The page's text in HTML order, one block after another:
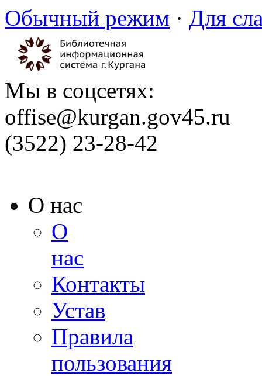
Обычный режим · Для
Мы в соцсетях:
offise@kurgan.gov45.ru
(3522) 23-28-42
О нас
О
нас
Контакты
Устав
Правила
пользования